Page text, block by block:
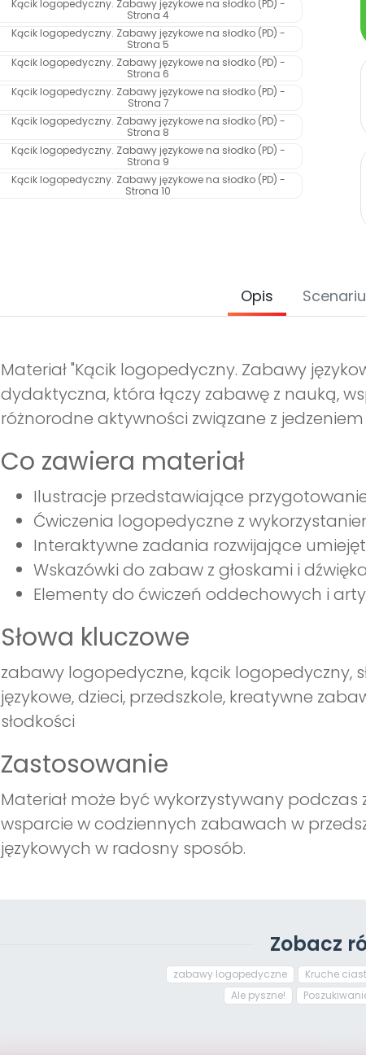
Opis
Materiał "Kącik logopedyczny. Zabawy
dydaktyczna, która łączy zabawę z nauką,
różnorodne aktywności związane z jedzeniem
Co zawiera materiał
Ilustracje przedstawiające
Ćwiczenia logopedyczne z
Interaktywne zadania rozwijające
Wskazówki do zabaw z głoskami i
Elementy do ćwiczeń oddechowych i
Słowa kluczowe
zabawy logopedyczne, kącik logopedyczny,
językowe, dzieci, przedszkole, kreatywne
słodkości
Zastosowanie
Materiał może być wykorzystywany
wsparcie w codziennych zabawach w
językowych w radosny sposób.
Zobacz
zabawy logopedyczne Kruche
Ale pyszne!